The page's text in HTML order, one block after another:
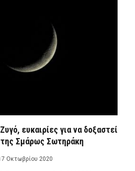
ευκαιρίες για να δοξαστεί
Σμάρως Σωτηράκη
Οκτωβρίου 2020